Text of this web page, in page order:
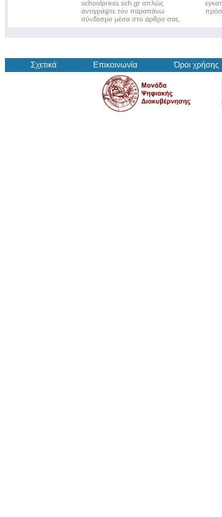
schoolpress.sch.gr απλώς
αντιγράψτε τον παραπάνω
σύνδεσμο μέσα στο άρθρο σας.
Σχετικά Επικοινωνία Όροι χρήσης